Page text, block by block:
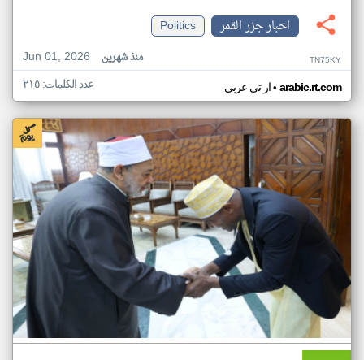
اخبار جزر القمر
Politics
Jun 01, 2026
منذ شهرين TN75KY
ار تي عربي• arabic.rt.com عدد الكلمات: ٢١٥